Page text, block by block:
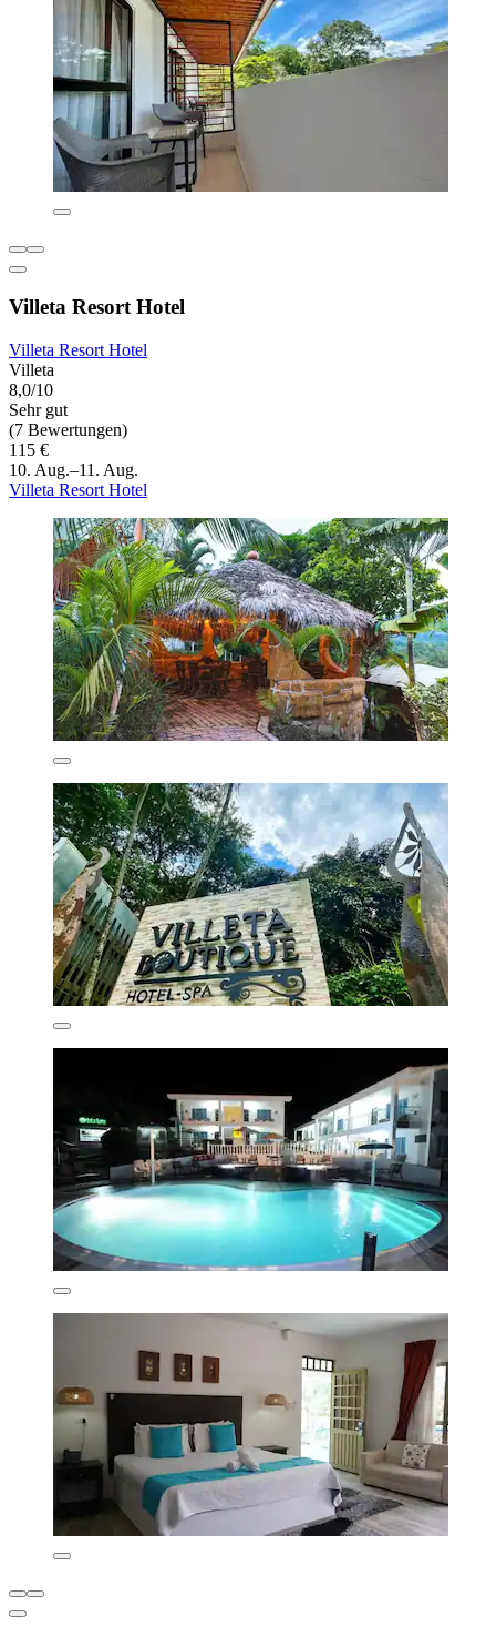
Villeta Resort Hotel
Villeta Resort Hotel
Villeta
8,0/10
Sehr gut
(7 Bewertungen)
115 €
10. Aug.–11. Aug.
Villeta Resort Hotel